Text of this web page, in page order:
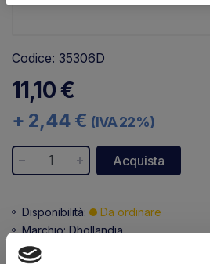
Codice: 35306D
4053129L 15815129 K0129 35006D
11,10 €
+ 2,44 € (IVA 22%)
Acquista
Disponibilità:
Da ordinare
Marchio:Dhollandia
Transazione sicura